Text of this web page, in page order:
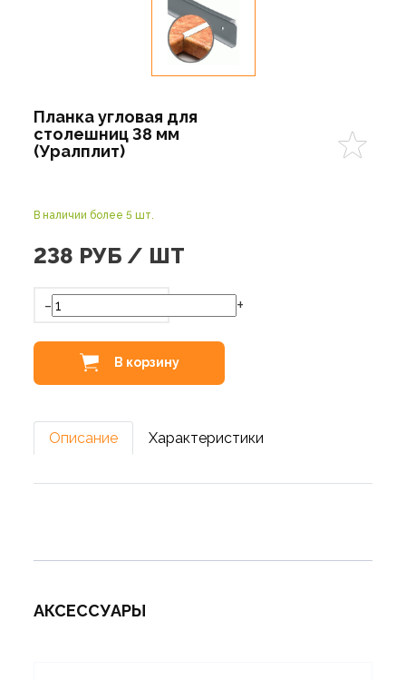
Планка угловая для
столешниц 38 мм
(Уралплит)
В наличии более 5 шт.
238 РУБ / ШТ
- +
В корзину
Описание Характеристики
АКСЕССУАРЫ